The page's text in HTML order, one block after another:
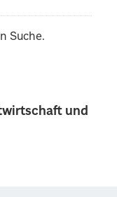
und
Suche.